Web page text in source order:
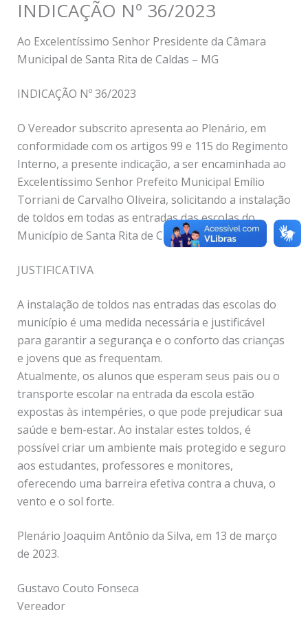
INDICAÇÃO Nº 36/2023
Ao Excelentíssimo Senhor Presidente da Câmara
Municipal de Santa Rita de Caldas – MG
INDICAÇÃO Nº 36/2023
O Vereador subscrito apresenta ao Plenário, em
conformidade com os artigos 99 e 115 do Regimento
Interno, a presente indicação, a ser encaminhada ao
Excelentíssimo Senhor Prefeito Municipal Emílio
Torriani de Carvalho Oliveira, solicitando a instalação
de toldos em todas as entradas das escolas do
Município de Santa Rita de Caldas.
JUSTIFICATIVA
A instalação de toldos nas entradas das escolas do
município é uma medida necessária e justificável
para garantir a segurança e o conforto das crianças
e jovens que as frequentam.
Atualmente, os alunos que esperam seus pais ou o
transporte escolar na entrada da escola estão
expostas às intempéries, o que pode prejudicar sua
saúde e bem-estar. Ao instalar estes toldos, é
possível criar um ambiente mais protegido e seguro
aos estudantes, professores e monitores,
oferecendo uma barreira efetiva contra a chuva, o
vento e o sol forte.
Plenário Joaquim Antônio da Silva, em 13 de março
de 2023.
Gustavo Couto Fonseca
Vereador